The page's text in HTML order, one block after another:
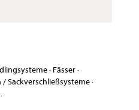
· Fässer·
Sackverschließsysteme·